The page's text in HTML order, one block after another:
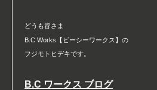
どうも皆さま
B.C Works【ビーシーワークス】の
フジモトヒデキです。
B.C ワークス ブログ